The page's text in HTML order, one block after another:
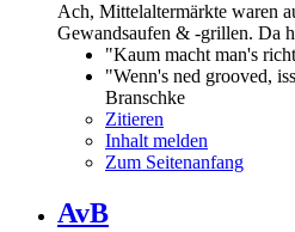
Ach, Mittelaltermärkte waren
Gewandsaufen & -grillen. Da
"Kaum macht man's
"Wenn's ned grooved,
Branschke
Zitieren
Inhalt melden
Zum Seitenanfang
AvB